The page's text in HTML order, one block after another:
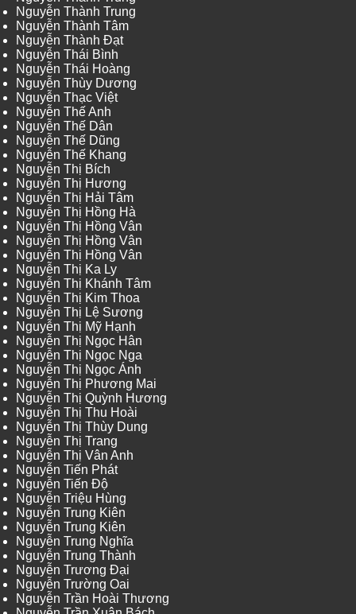
Nguyễn Thành Trung
Nguyễn Thành Tâm
Nguyễn Thành Đạt
Nguyễn Thái Bình
Nguyễn Thái Hoàng
Nguyễn Thùy Dương
Nguyễn Thạc Việt
Nguyễn Thế Anh
Nguyễn Thế Dân
Nguyễn Thế Dũng
Nguyễn Thế Khang
Nguyễn Thị Bích
Nguyễn Thị Hương
Nguyễn Thị Hải Tâm
Nguyễn Thị Hồng Hà
Nguyễn Thị Hồng Vân
Nguyễn Thị Hồng Vân
Nguyễn Thị Hồng Vân
Nguyễn Thị Ka Ly
Nguyễn Thị Khánh Tâm
Nguyễn Thị Kim Thoa
Nguyễn Thị Lệ Sương
Nguyễn Thị Mỹ Hạnh
Nguyễn Thị Ngọc Hân
Nguyễn Thị Ngọc Nga
Nguyễn Thị Ngọc Ánh
Nguyễn Thị Phương Mai
Nguyễn Thị Quỳnh Hương
Nguyễn Thị Thu Hoài
Nguyễn Thị Thùy Dung
Nguyễn Thị Trang
Nguyễn Thị Vân Anh
Nguyễn Tiến Phát
Nguyễn Tiến Độ
Nguyễn Triệu Hùng
Nguyễn Trung Kiên
Nguyễn Trung Kiên
Nguyễn Trung Nghĩa
Nguyễn Trung Thành
Nguyễn Trương Đại
Nguyễn Trường Oai
Nguyễn Trần Hoài Thương